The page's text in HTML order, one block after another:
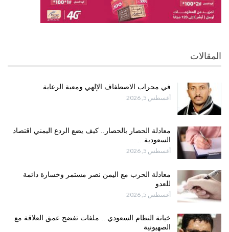
المقالات
في محراب الاصطفاف الإلهي ومعية الرعاية
أغسطس 5, 2026
معادلة الحصار بالحصار.. كيف يضع الردع اليمني اقتصاد
السعودية…
أغسطس 5, 2026
معادلة الحرب مع اليمن نصر مستمر وخسارة دائمة
للعدو
أغسطس 5, 2026
خيانة النظام السعودي .. ملفات تفضح عمق العلاقة مع
الصهيونية